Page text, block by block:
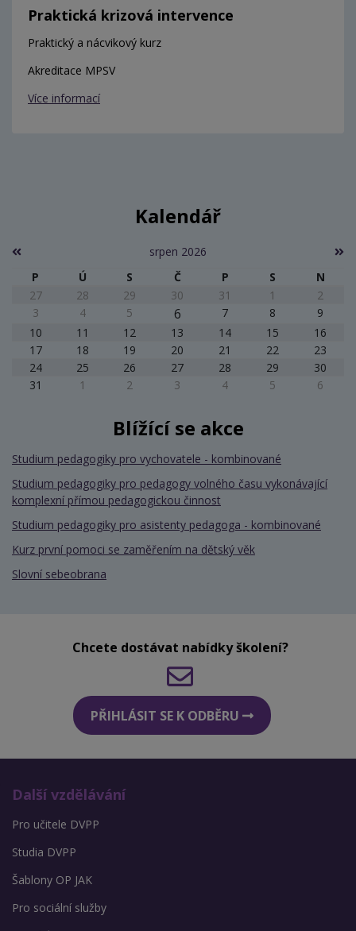
Praktická krizová intervence
Praktický a nácvikový kurz
Akreditace MPSV
Více informací
Kalendář
srpen 2026
P
Ú S Č P S
N
27
28 29 30 31 1
2
3
4 5 6 7 8
9
10
11 12 13 14 15
16
17
18 19 20 21 22
23
24
25 26 27 28 29
30
31
1 2 3 4 5 6
Blížící se akce
Studium pedagogiky pro vychovatele - kombinované
Studium pedagogiky pro pedagogy volného času vykonávající
komplexní přímou pedagogickou činnost
Studium pedagogiky pro asistenty pedagoga - kombinované
Kurz první pomoci se zaměřením na dětský věk
Slovní sebeobrana
Chcete dostávat nabídky školení?
PŘIHLÁSIT SE K ODBĚRU
Další vzdělávání
Pro učitele DVPP
Studia DVPP
Šablony OP JAK
Pro sociální služby